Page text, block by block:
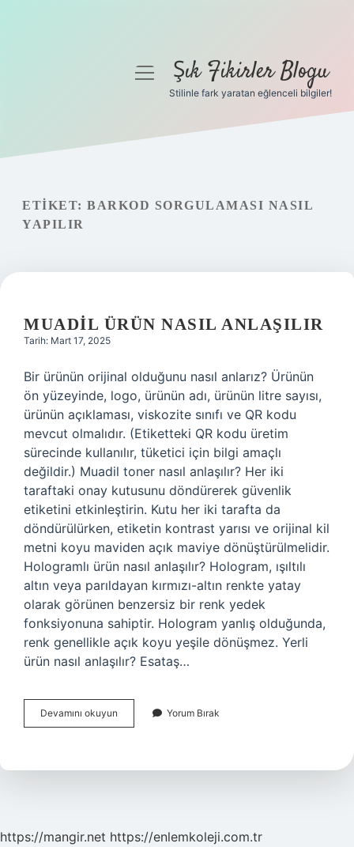
Gizlilik Politikası
Hakkımızda
menüyüŞık Fikirler Blogu
Stilinle fark yaratan eğlenceli bilgiler!
ETIKET: BARKOD SORGULAMASI NASIL
YAPILIR
MUADIL ÜRÜN NASIL ANLAŞILIR
Tarih: Mart 17, 2025
Bir ürünün orijinal olduğunu nasıl anlarız? Ürünün
ön yüzeyinde, logo, ürünün adı, ürünün litre sayısı,
ürünün açıklaması, viskozite sınıfı ve QR kodu
mevcut olmalıdır. (Etiketteki QR kodu üretim
sürecinde kullanılır, tüketici için bilgi amaçlı
değildir.) Muadil toner nasıl anlaşılır? Her iki
taraftaki onay kutusunu döndürerek güvenlik
etiketini etkinleştirin. Kutu her iki tarafta da
döndürülürken, etiketin kontrast yarısı ve orijinal kil
metni koyu maviden açık maviye dönüştürülmelidir.
Hologramlı ürün nasıl anlaşılır? Hologram, ışıltılı
altın veya parıldayan kırmızı-altın renkte yatay
olarak görünen benzersiz bir renk yedek
fonksiyonuna sahiptir. Hologram yanlış olduğunda,
renk genellikle açık koyu yeşile dönüşmez. Yerli
ürün nasıl anlaşılır? Esataş…
Devamını okuyun
Ürün
Yorum Bırak
https://mangir.net https://enlemkoleji.com.tr